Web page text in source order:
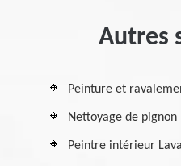
Autres
Peinture et
Nettoyage de
Peintre intérieur